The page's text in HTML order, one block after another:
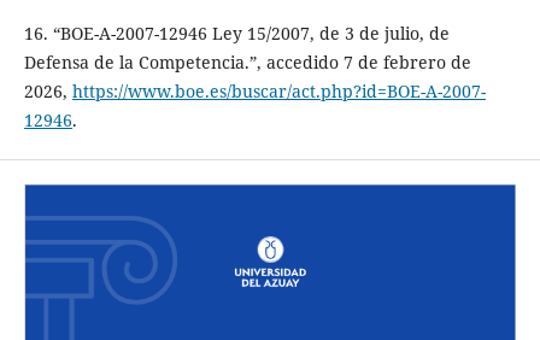
16. “BOE-A-2007-12946 Ley 15/2007, de 3 de julio, de
Defensa de la Competencia.”, accedido 7 de febrero de
2026, https://www.boe.es/buscar/act.php?id=BOE-A-2007-
12946.